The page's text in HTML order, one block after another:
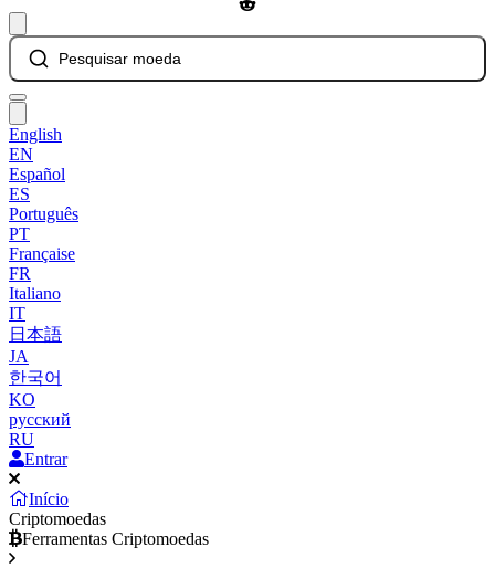
Pesquisar moeda
English
EN
Español
ES
Português
PT
Française
FR
Italiano
IT
日本語
JA
한국어
KO
русский
RU
Entrar
Início
Criptomoedas
Ferramentas Criptomoedas